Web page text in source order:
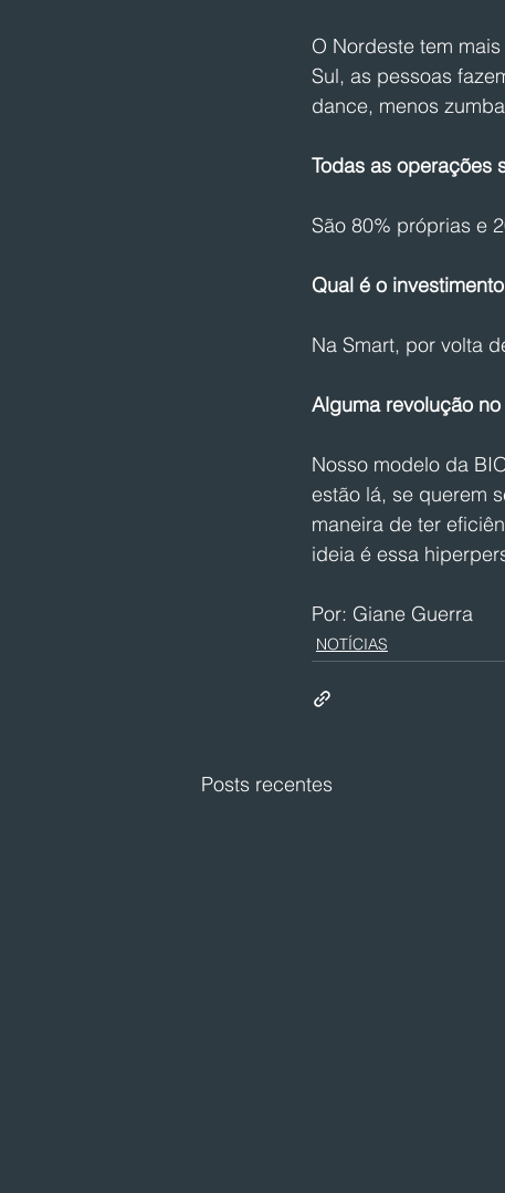
O Nordeste tem
Sul, as pessoas
dance, menos
Todas as operações
São 80% próprias e
Qual é o
Na Smart, por volta
Alguma revolução
Nosso modelo da
estão lá, se querem
maneira de ter
ideia é essa
Por: Giane Guerra
NOTÍCIAS
Posts recentes